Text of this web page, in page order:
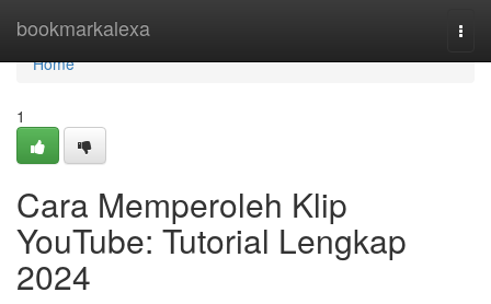
bookmarkalexa
Home
Home
1
Cara Memperoleh Klip
YouTube: Tutorial Lengkap
2024